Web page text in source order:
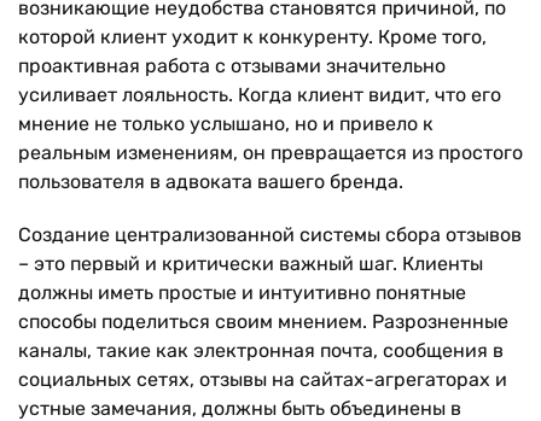
возникающие неудобства становятся причиной, по
которой клиент уходит к конкуренту. Кроме того,
проактивная работа с отзывами значительно
усиливает лояльность. Когда клиент видит, что его
мнение не только услышано, но и привело к
реальным изменениям, он превращается из простого
пользователя в адвоката вашего бренда.
Создание централизованной системы сбора отзывов
– это первый и критически важный шаг. Клиенты
должны иметь простые и интуитивно понятные
способы поделиться своим мнением. Разрозненные
каналы, такие как электронная почта, сообщения в
социальных сетях, отзывы на сайтах-агрегаторах и
устные замечания, должны быть объединены в